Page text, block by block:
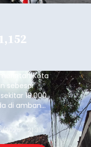
Kota
sebesar
18.000
di ambang
diambil
pada
tidak
2026 - 21:31